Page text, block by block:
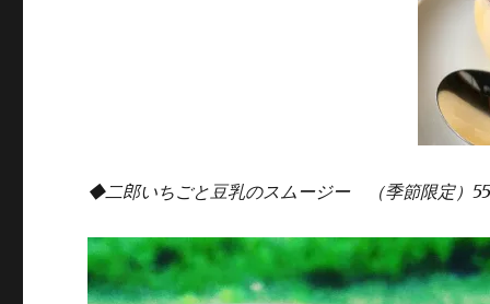
◆二郎いちごと豆乳のスムージー （季節限定